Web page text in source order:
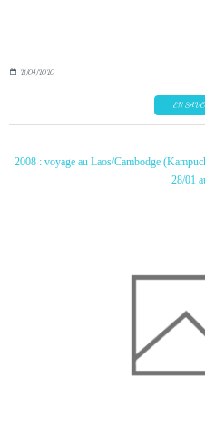
21/04/2020
EN
2008 : voyage au Laos/Cambodge
28/01